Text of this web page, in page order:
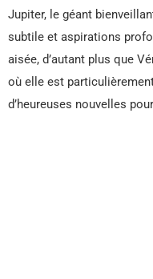
Jupiter, le géant
subtile et aspirations
aisée, d’autant plus que
où elle est
d’heureuses nouvelles